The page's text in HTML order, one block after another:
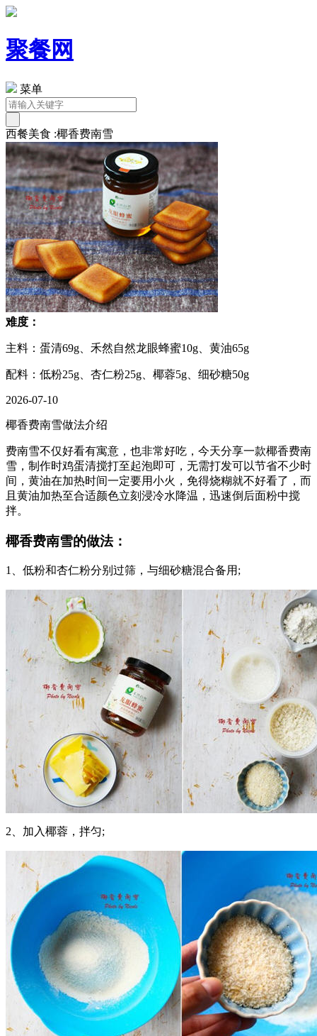
聚餐网
菜单
西餐美食 :椰香费南雪
难度：
主料：蛋清69g、禾然自然龙眼蜂蜜10g、黄油65g
配料：低粉25g、杏仁粉25g、椰蓉5g、细砂糖50g
2026-07-10
椰香费南雪做法介绍
费南雪不仅好看有寓意，也非常好吃，今天分享一款椰香费南
雪，制作时鸡蛋清搅打至起泡即可，无需打发可以节省不少时
间，黄油在加热时间一定要用小火，免得烧糊就不好看了，而
且黄油加热至合适颜色立刻浸冷水降温，迅速倒后面粉中搅
拌。
椰香费南雪的做法：
1、低粉和杏仁粉分别过筛，与细砂糖混合备用;
2、加入椰蓉，拌匀;